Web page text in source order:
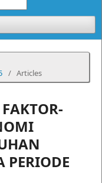
/ Articles